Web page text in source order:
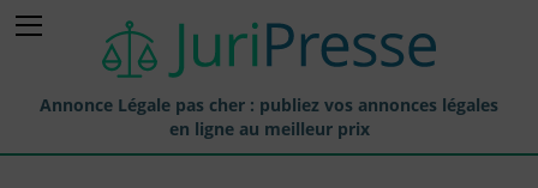
Annonce Légale pas cher : publiez vos annonces légales
en ligne au meilleur prix